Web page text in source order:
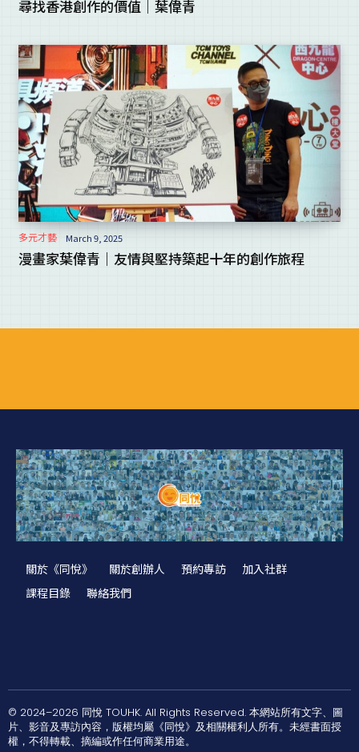
尋找香港創作的價值｜葉偉青
多元才藝 March 9, 2025
漫畫家葉偉青｜友情與堅持築起十年的創作旅程
關於《同悅》 關於創辦人 預約專訪
加入社群
課程目錄
聯絡我們
© 2024–2026 同悅 TOUHK. All Rights Reserved. 本網站所有文字、圖
片、影音及專訪內容，版權均屬《同悅》及相關權利人所有。未經書面授
權，不得轉載、摘編或作任何商業用途。